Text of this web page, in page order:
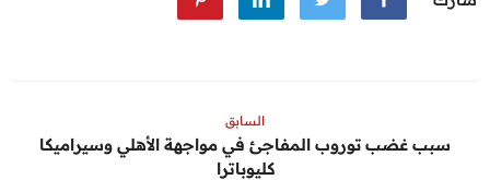
السابق
سبب غضب توروب المفاجئ في مواجهة الأهلي وسيراميكا
كليوباترا